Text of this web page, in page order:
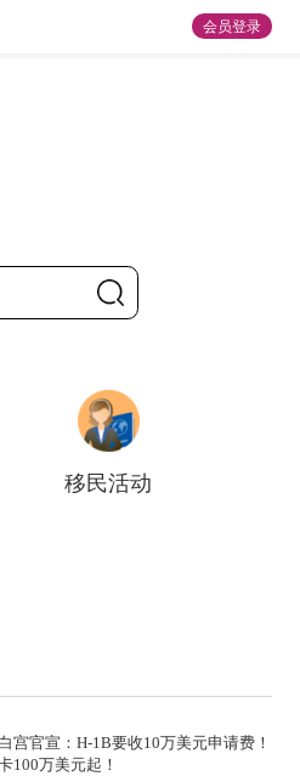
会员登录
移民活动
宫官宣：H-1B要收10万美元申请费！
100万美元起！